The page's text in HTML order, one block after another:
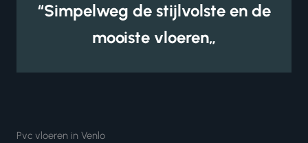
“Simpelweg de stijlvolste en de
mooiste vloeren„
Pvc vloeren in Venlo